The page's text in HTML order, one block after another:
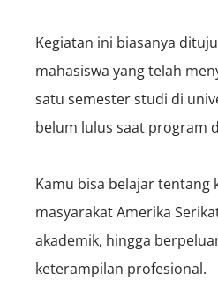
Kegiatan ini biasanya
mahasiswa yang telah
satu semester studi di
belum lulus saat program
Kamu bisa belajar tentang
masyarakat Amerika
akademik, hingga
keterampilan profesional.